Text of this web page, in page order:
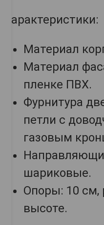
Характеристики:
Материал
Материал
пленке ПВХ.
Фурнитура
петли с
газовым
шариковые.
Опоры: 10 см,
высоте.